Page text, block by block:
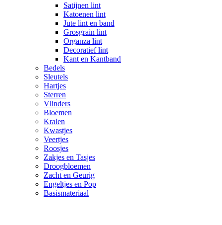
Satijnen lint
Katoenen lint
Jute lint en band
Grosgrain lint
Organza lint
Decoratief lint
Kant en Kantband
Bedels
Sleutels
Hartjes
Sterren
Vlinders
Bloemen
Kralen
Kwastjes
Veertjes
Roosjes
Zakjes en Tasjes
Droogbloemen
Zacht en Geurig
Engeltjes en Pop
Basismateriaal